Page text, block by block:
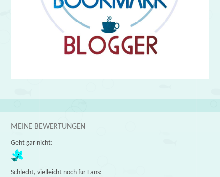
MEINE BEWERTUNGEN
Geht gar nicht:
Schlecht, vielleicht noch für Fans: